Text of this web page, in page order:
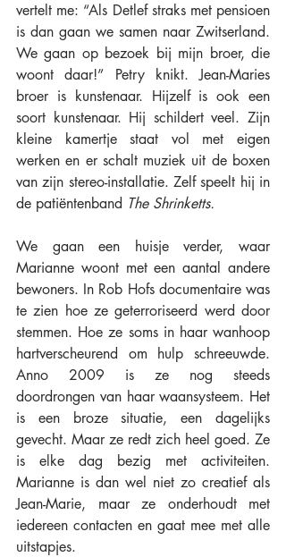
vertelt me: “Als Detlef straks met pensioen
is dan gaan we samen naar Zwitserland.
We gaan op bezoek bij mijn broer, die
woont daar!” Petry knikt. Jean-Maries
broer is kunstenaar. Hijzelf is ook een
soort kunstenaar. Hij schildert veel. Zijn
kleine kamertje staat vol met eigen
werken en er schalt muziek uit de boxen
van zijn stereo-installatie. Zelf speelt hij in
de patiëntenband The Shrinketts.
We gaan een huisje verder, waar
Marianne woont met een aantal andere
bewoners. In Rob Hofs documentaire was
te zien hoe ze geterroriseerd werd door
stemmen. Hoe ze soms in haar wanhoop
hartverscheurend om hulp schreeuwde.
Anno 2009 is ze nog steeds
doordrongen van haar waansysteem. Het
is een broze situatie, een dagelijks
gevecht. Maar ze redt zich heel goed. Ze
is elke dag bezig met activiteiten.
Marianne is dan wel niet zo creatief als
Jean-Marie, maar ze onderhoudt met
iedereen contacten en gaat mee met alle
uitstapjes.